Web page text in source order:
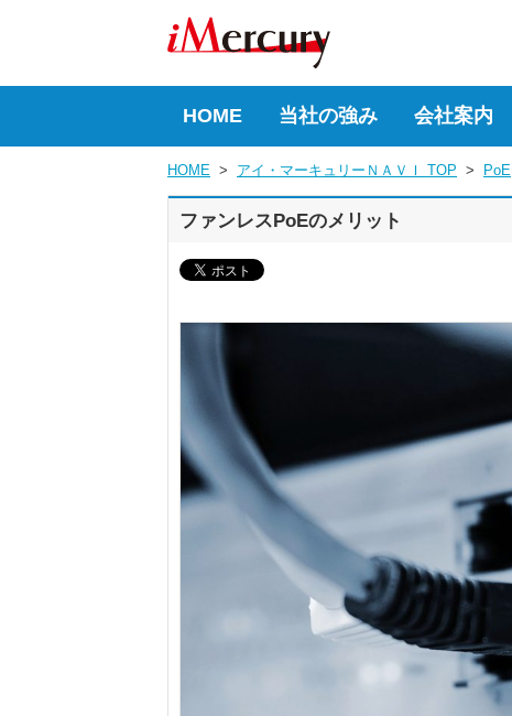
HOME 当社の強み 会社案内
HOME > アイ・マーキュリーＮＡＶＩ TOP > PoE
ファンレスPoEのメリット